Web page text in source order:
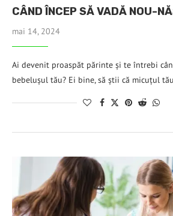
CÂND ÎNCEP SĂ VADĂ NOU-
mai 14, 2024
Ai devenit proaspăt părinte și te întrebi
bebelușul tău? Ei bine, să știi că micuțul